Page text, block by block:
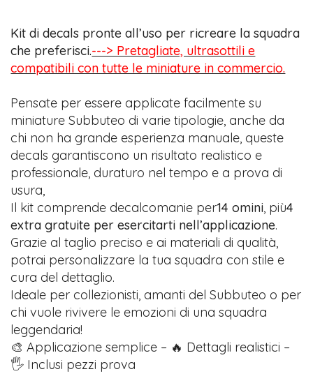
Kit di decals pronte all’uso per ricreare la squadra
che preferisci.---> Pretagliate, ultrasottili e
compatibili con tutte le miniature in commercio.
Pensate per essere applicate facilmente su
miniature Subbuteo di varie tipologie, anche da
chi non ha grande esperienza manuale, queste
decals garantiscono un risultato realistico e
professionale, duraturo nel tempo e a prova di
usura,
Il kit comprende decalcomanie per14 omini, più4
extra gratuite per esercitarti nell’applicazione.
Grazie al taglio preciso e ai materiali di qualità,
potrai personalizzare la tua squadra con stile e
cura del dettaglio.
Ideale per collezionisti, amanti del Subbuteo o per
chi vuole rivivere le emozioni di una squadra
leggendaria!
🎨 Applicazione semplice – 🔥 Dettagli realistici –
🖐️ Inclusi pezzi prova